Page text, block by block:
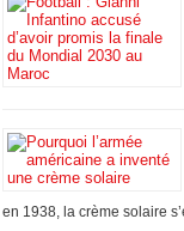
en 1938, la crème solaire